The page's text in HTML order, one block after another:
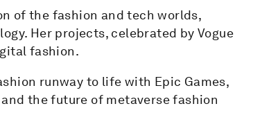
of the fashion and tech worlds,
Her projects, celebrated by Vogue
fashion.
runway to life with Epic Games,
the future of metaverse fashion